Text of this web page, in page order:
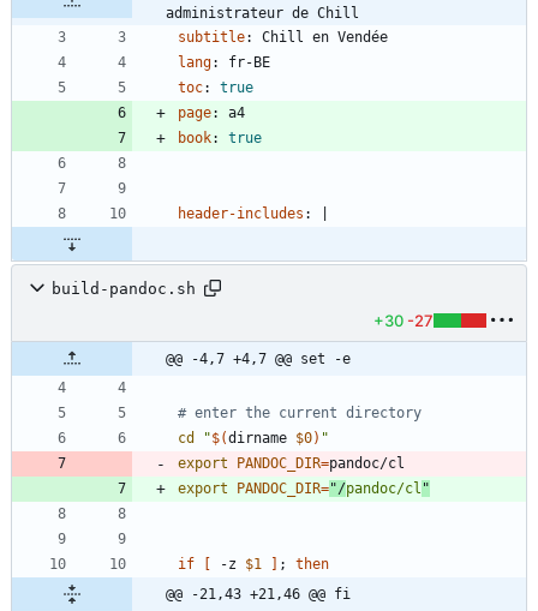
administrateur de Chill
subtitle:
Chill en Vendée
lang:
fr-BE
toc:
true
page:
a4
book: true
header-includes :
build-pandoc.sh
+30 -27
@@ -4,7 +4,7 @@ set -e
# enter the current directory
cd
"$(dirname $0) "
export
PANDOC_DIR=
export
PANDOC_DIR="/pandoc/cl "
if -z $1 ;
then
@@ -21,43 +21,46 @@ fi